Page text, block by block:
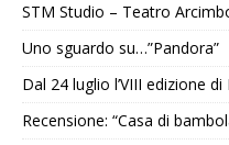
STM Studio – Teatro
Uno sguardo su…”Pandora”
Dal 24 luglio l’VIII edizione
Recensione: “Casa di